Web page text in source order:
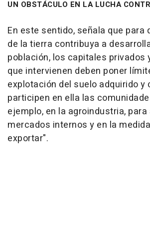
UN OBSTÁCULO EN LA LUCHA
En este sentido, señala que para
de la tierra contribuya a
población, los capitales privados
que intervienen deben poner
explotación del suelo adquirido y
participen en ella las
ejemplo, en la agroindustria,
mercados internos y en la
exportar".